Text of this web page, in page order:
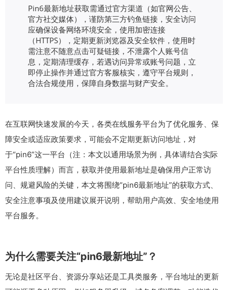
Pin6最新地址获取需通过官方渠道（如官网公告、
官方社交媒体），谨防第三方钓鱼链接，安全访问
应确保设备网络环境安全，使用加密连接
（HTTPS），定期更新浏览器及安全软件，使用时
需注意不随意点击可疑链接，不泄露个人账号信
息，定期清理缓存，若遇访问异常或账号问题，立
即停止操作并通过官方客服核实，遵守平台规则，
合法合规使用，保障自身数据与财产安全。
在互联网快速发展的今天，各类在线服务平台为了优化服务、保
障安全或适应政策要求，可能会不定期更新访问地址，对
于“pin6”这一平台（注：本文以通用场景为例，具体请结合实际
平台性质理解）而言，获取并使用最新地址是确保用户正常访
问、规避风险的关键，本文将围绕“pin6最新地址”的获取方式、
安全注意事项及使用建议展开说明，帮助用户高效、安全地使用
平台服务。
为什么需要关注“pin6最新地址”？
无论是社区平台、资源分享站还是工具类服务，平台地址的更新